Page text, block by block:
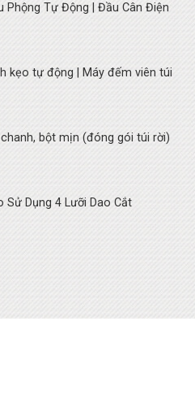
Phộng Tự Động | Đầu Cân Điện
kẹo tự động | Máy đếm viên túi
bột mịn (đóng gói túi rời)
Sử Dụng 4 Lưỡi Dao Cắt